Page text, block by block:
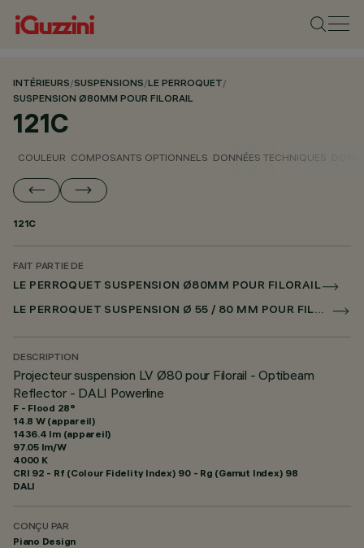
INTÉRIEURS/SUSPENSIONS/LE PERROQUET/
SUSPENSION Ø80MM POUR FILORAIL
121C
COULEUR COMPOSANTS OPTIONNELS DONNÉES TECHNIQUES
121C
FAIT PARTIE DE
LE PERROQUET SUSPENSION Ø80MM POUR FILORAIL
LE PERROQUET SUSPENSION Ø 55 / 80 MM POUR FILORAIL DALI POWERLINE
DESCRIPTION
Projecteur suspension LV Ø80 pour Filorail - Optibeam
Reflector - DALI Powerline
F - Flood 28°
14.8 W (appareil)
1436.4 lm (appareil)
97.05 lm/W
4000 K
CRI 92 - Rf (Colour Fidelity Index) 90 - Rg (Gamut Index) 98
DALI
CONÇU PAR
Piano Design